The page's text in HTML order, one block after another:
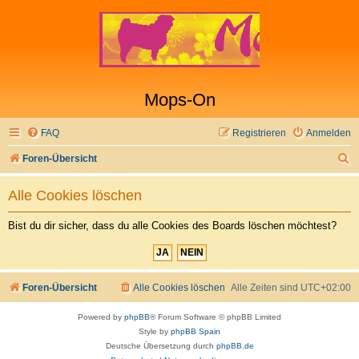
Mops-On
FAQ Anmelden
Registrieren
Foren-Übersicht
u
Alle Cookies löschen
Bist du dir sicher, dass du alle Cookies des Boards löschen möchtest?
Foren-Übersicht Alle Zeiten sind UTC+02:00
Alle Cookies löschen
Powered by phpBB® Forum Software © phpBB Limited
Style by phpBB Spain
Deutsche Übersetzung durch phpBB.de